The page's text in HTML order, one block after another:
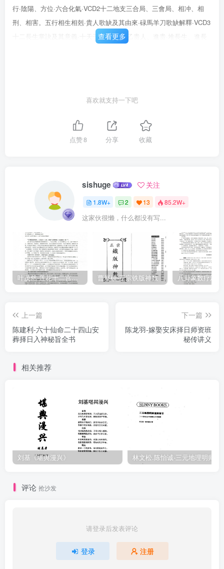
行·陰陽、方位·六合化氣·VCD2十二地支三合局、三會局、相冲、相
刑、相害。五行相生相剋·貴人歌缺及其由來·碌馬羊刀歌缺解釋·VCD3
十二長生掌訣及其意義·十天干長生缺·天乙贵人、進贵·堆長生、進長
項簡介·命冲、命殺·正殺。VCD6命刑、命坐、命退·羅天大進年、月
·VCD7霾天大進日、時。三合喪、官符·喪窟·喪坑·命害。刺害殺·VCD8
地盤分金轉針至天盤分金·六十仙命坐山宜忌表之查法·刺穴殺·刺血殺·
查看更多
喜欢就支持一下吧
点赞8 分享 收藏
sishuge 关注
1.8W+ 2 13 85.2W+
这家伙很懒，什么都没有写...
叶茂然-莲花十二宫佛家奇门面授及答疑 曹展硕-正宗铁版神数
上一篇
陈建利-六十仙命二十四山安
葬择日入神秘旨全书
下一篇
陈龙羽-嫁娶安床择日师资班
秘传讲义
相关推荐
刘基《堪舆漫兴》
评论 抢沙发
请登录后发表评论
登录 注册